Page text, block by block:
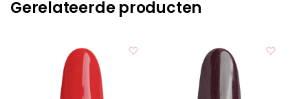
Gerelateerde producten